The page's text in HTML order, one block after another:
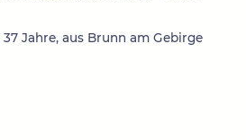
37 Jahre, aus Brunn am Gebirge